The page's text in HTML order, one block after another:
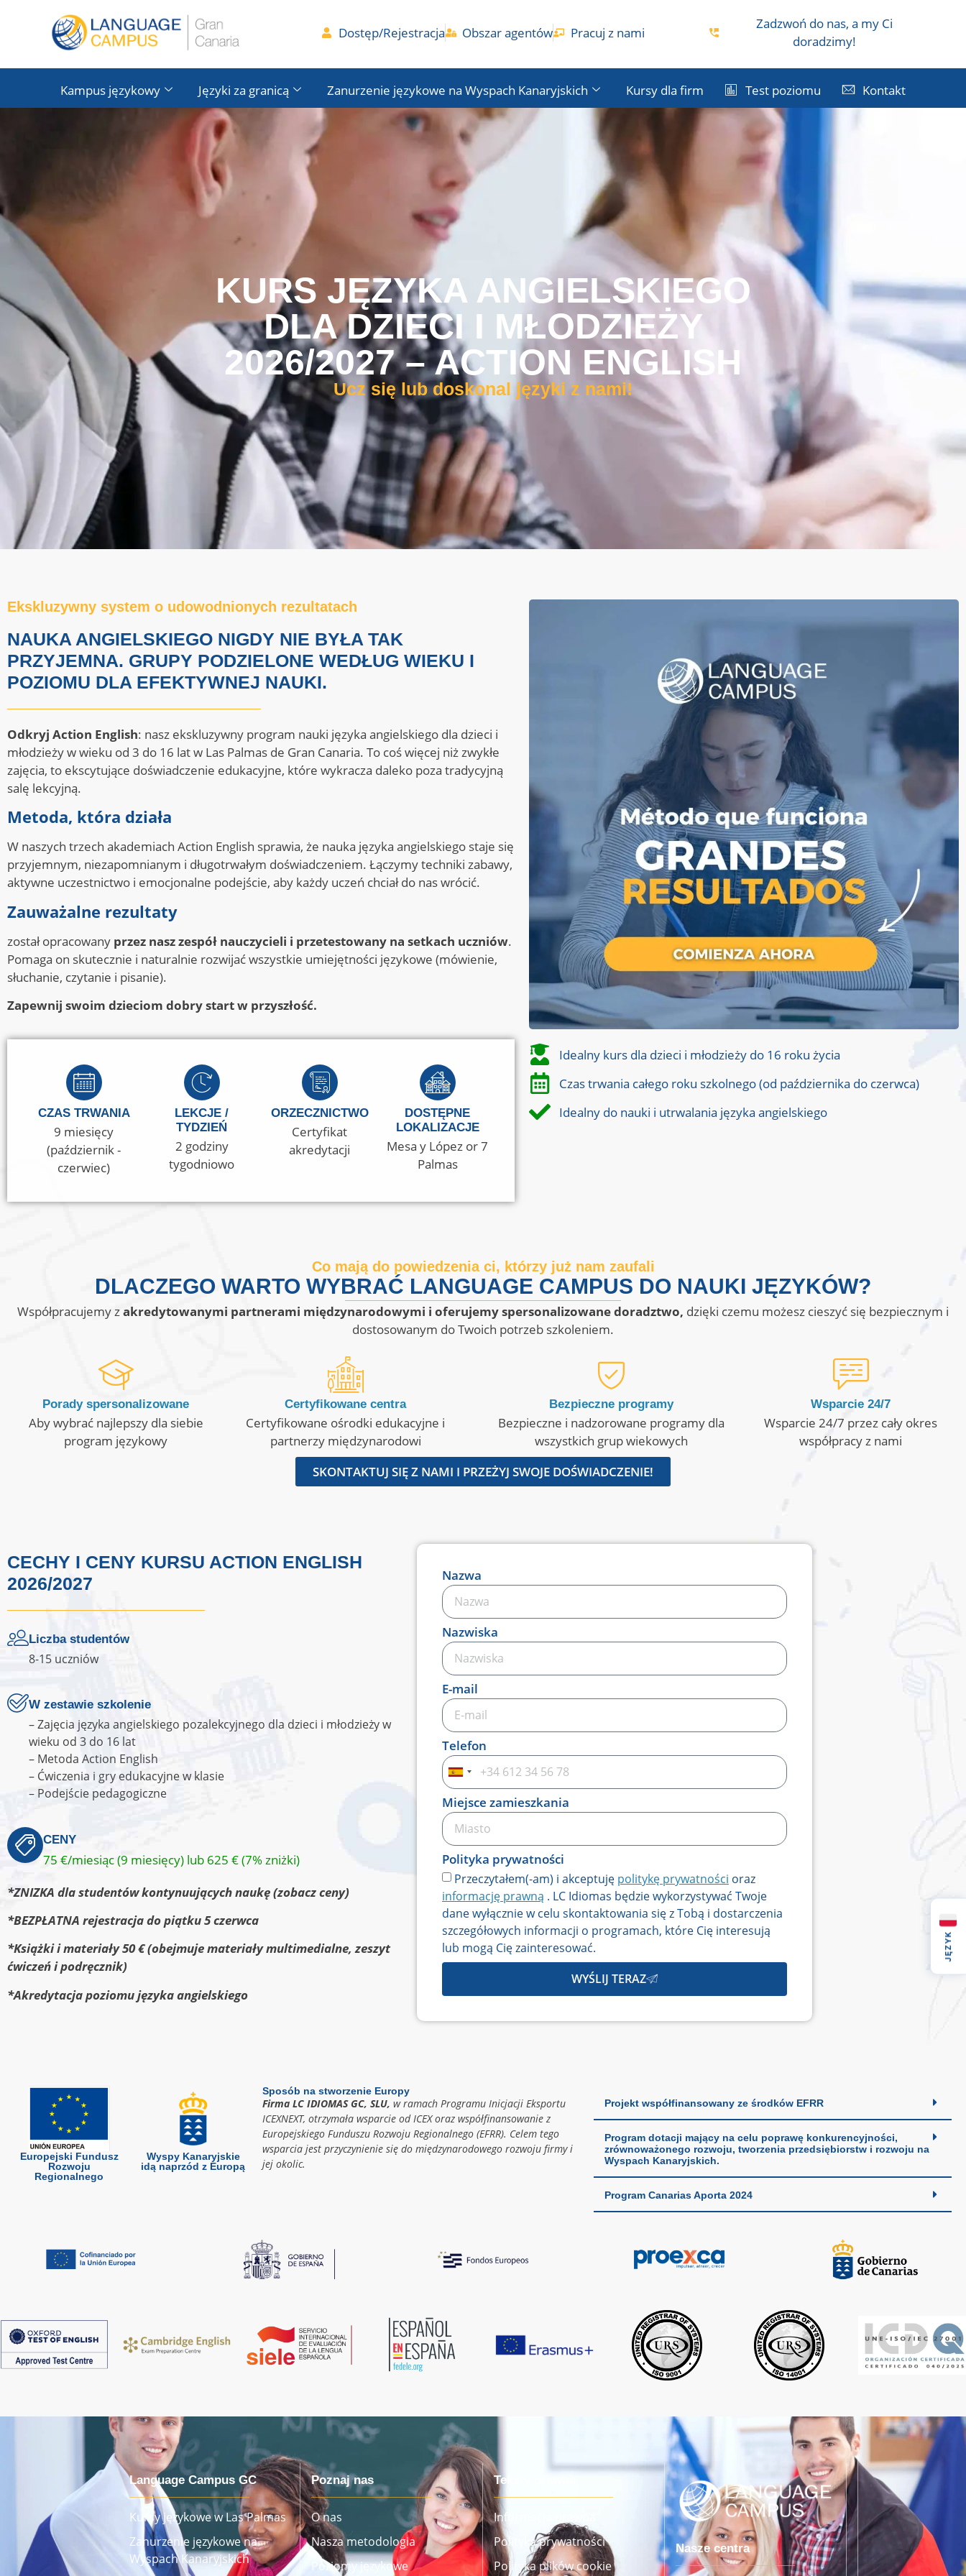
Dostęp/Rejestracja Obszar agentów Pracuj z nami
Zadzwoń do nas, a my Ci
doradzimy!
Kampus językowy Języki za granicą Zanurzenie językowe na Wyspach Kanaryjskich Kursy dla firm Test poziomu Kontakt
KURS JĘZYKA ANGIELSKIEGO
DLA DZIECI I MŁODZIEŻY
2026/2027 – ACTION ENGLISH
Ucz się lub doskonal języki z nami!
Ekskluzywny system o udowodnionych rezultatach
NAUKA ANGIELSKIEGO NIGDY NIE BYŁA TAK
PRZYJEMNA. GRUPY PODZIELONE WEDŁUG WIEKU I
POZIOMU DLA EFEKTYWNEJ NAUKI.
Odkryj Action English: nasz ekskluzywny program nauki języka angielskiego dla dzieci i
młodzieży w wieku od 3 do 16 lat w Las Palmas de Gran Canaria. To coś więcej niż zwykłe
zajęcia, to ekscytujące doświadczenie edukacyjne, które wykracza daleko poza tradycyjną
salę lekcyjną.
Metoda, która działa
W naszych trzech akademiach Action English sprawia, że ​​nauka języka angielskiego staje się
przyjemnym, niezapomnianym i długotrwałym doświadczeniem. Łączymy techniki zabawy,
aktywne uczestnictwo i emocjonalne podejście, aby każdy uczeń chciał do nas wrócić.
Zauważalne rezultaty
został opracowany przez nasz zespół nauczycieli i przetestowany na setkach uczniów.
Pomaga on skutecznie i naturalnie rozwijać wszystkie umiejętności językowe (mówienie,
słuchanie, czytanie i pisanie).
Zapewnij swoim dzieciom dobry start w przyszłość.
CZAS TRWANIA
9 miesięcy
(październik -
czerwiec)
LEKCJE /
TYDZIEŃ
2 godziny
tygodniowo
ORZECZNICTWO
Certyfikat
akredytacji
DOSTĘPNE
LOKALIZACJE
Mesa y López or 7
Palmas
Idealny kurs dla dzieci i młodzieży do 16 roku życia
Czas trwania całego roku szkolnego (od października do czerwca)
Idealny do nauki i utrwalania języka angielskiego
Co mają do powiedzenia ci, którzy już nam zaufali
DLACZEGO WARTO WYBRAĆ LANGUAGE CAMPUS DO NAUKI JĘZYKÓW?
Współpracujemy zakredytowanymi partnerami międzynarodowymi i oferujemy spersonalizowane doradztwo, dzięki czemu możesz cieszyć się bezpiecznym i
dostosowanym do Twoich potrzeb szkoleniem.
Porady spersonalizowane
Aby wybrać najlepszy dla siebie
program językowy
Certyfikowane centra
Certyfikowane ośrodki edukacyjne i
partnerzy międzynarodowi
Bezpieczne programy
Bezpieczne i nadzorowane programy dla
wszystkich grup wiekowych
Wsparcie 24/7
Wsparcie 24/7 przez cały okres
współpracy z nami
SKONTAKTUJ SIĘ Z NAMI I PRZEŻYJ SWOJE DOŚWIADCZENIE!
CECHY I CENY KURSU ACTION ENGLISH
2026/2027
Liczba studentów
8-15 uczniów
W zestawie szkolenie
– Zajęcia języka angielskiego pozalekcyjnego dla dzieci i młodzieży w
wieku od 3 do 16 lat
– Metoda Action English
– Ćwiczenia i gry edukacyjne w klasie
– Podejście pedagogiczne
CENY
75 €/miesiąc (9 miesięcy) lub 625 € (7% zniżki)
*ZNIZKA dla studentów kontynuujących naukę (zobacz ceny)
*BEZPŁATNA rejestracja do piątku 5 czerwca
*Książki i materiały 50 € (obejmuje materiały multimedialne, zeszyt
ćwiczeń i podręcznik)
*Akredytacja poziomu języka angielskiego
Nazwa
Nazwiska
E-mail
Telefon
Spain
+34
Miejsce zamieszkania
Polityka prywatności
Przeczytałem(-am) i akceptuję politykę prywatności oraz
informację prawną . LC Idiomas będzie wykorzystywać Twoje
dane wyłącznie w celu skontaktowania się z Tobą i dostarczenia
szczegółowych informacji o programach, które Cię interesują
lub mogą Cię zainteresować.
WYŚLIJ TERAZ
Europejski Fundusz
Rozwoju
Regionalnego
Wyspy Kanaryjskie
idą naprzód z Europą
Sposób na stworzenie Europy
Firma LC IDIOMAS GC, SLU, w ramach Programu Inicjacji Eksportu
ICEXNEXT, otrzymała wsparcie od ICEX oraz współfinansowanie z
Europejskiego Funduszu Rozwoju Regionalnego (EFRR). Celem tego
wsparcia jest przyczynienie się do międzynarodowego rozwoju firmy i
jej okolic.
Projekt współfinansowany ze środków EFRR
Program dotacji mający na celu poprawę konkurencyjności,
zrównoważonego rozwoju, tworzenia przedsiębiorstw i rozwoju na
Wyspach Kanaryjskich.
Program Canarias Aporta 2024
Language Campus GC
Kursy językowe w Las Palmas
Zanurzenie językowe na
Wyspach Kanaryjskich
Poznaj nas
O nas
Nasza metodologia
Poziomy językowe
Teksty prawne
Informacja prawna
Polityka prywatności
Polityka plików cookie
Nasze centra
JĘZYK